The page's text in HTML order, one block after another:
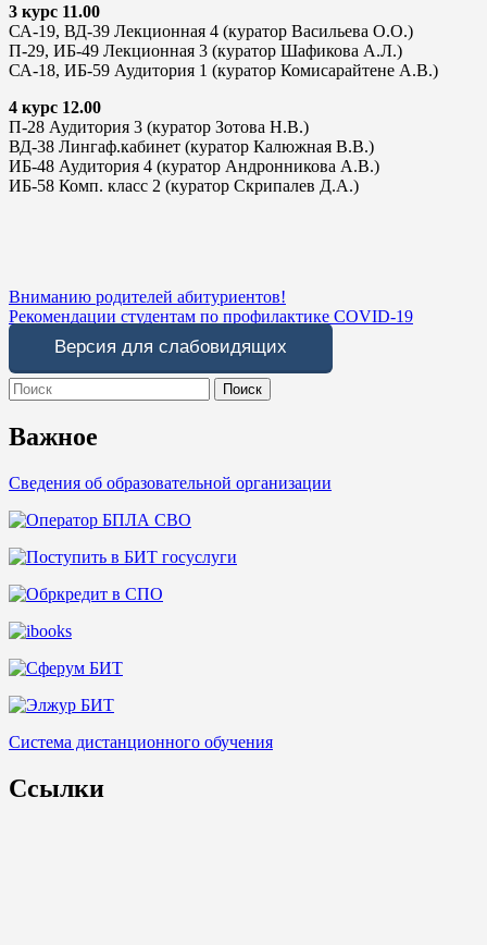
3 курс 11.00
СА-19, ВД-39 Лекционная 4 (куратор Васильева О.О.)
П-29, ИБ-49 Лекционная 3 (куратор Шафикова А.Л.)
СА-18, ИБ-59 Аудитория 1 (куратор Комисарайтене А.В.)
4 курс 12.00
П-28 Аудитория 3 (куратор Зотова Н.В.)
ВД-38 Лингаф.кабинет (куратор Калюжная В.В.)
ИБ-48 Аудитория 4 (куратор Андронникова А.В.)
ИБ-58 Комп. класс 2 (куратор Скрипалев Д.А.)
Навигация
по
записям
Вниманию родителей абитуриентов!
Рекомендации студентам по профилактике COVID-19
Версия для слабовидящих
Search
for:
Важное
Сведения об образовательной организации
Система дистанционного обучения
Ссылки